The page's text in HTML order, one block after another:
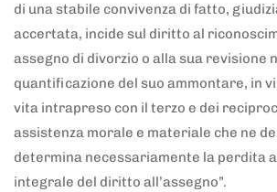
di una stabile convivenza di fatto,
accertata, incide sul diritto al
assegno di divorzio o alla sua revisione
quantificazione del suo ammontare, in
vita intrapreso con il terzo e dei
assistenza morale e materiale che ne
determina necessariamente la perdita
integrale del diritto all’assegno”.